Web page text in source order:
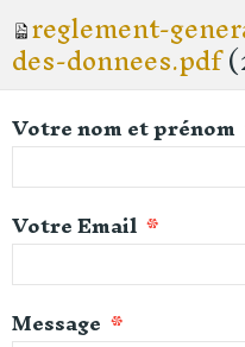
reglement-
des-donnees.pdf
Votre nom et prénom
Votre Email
Message